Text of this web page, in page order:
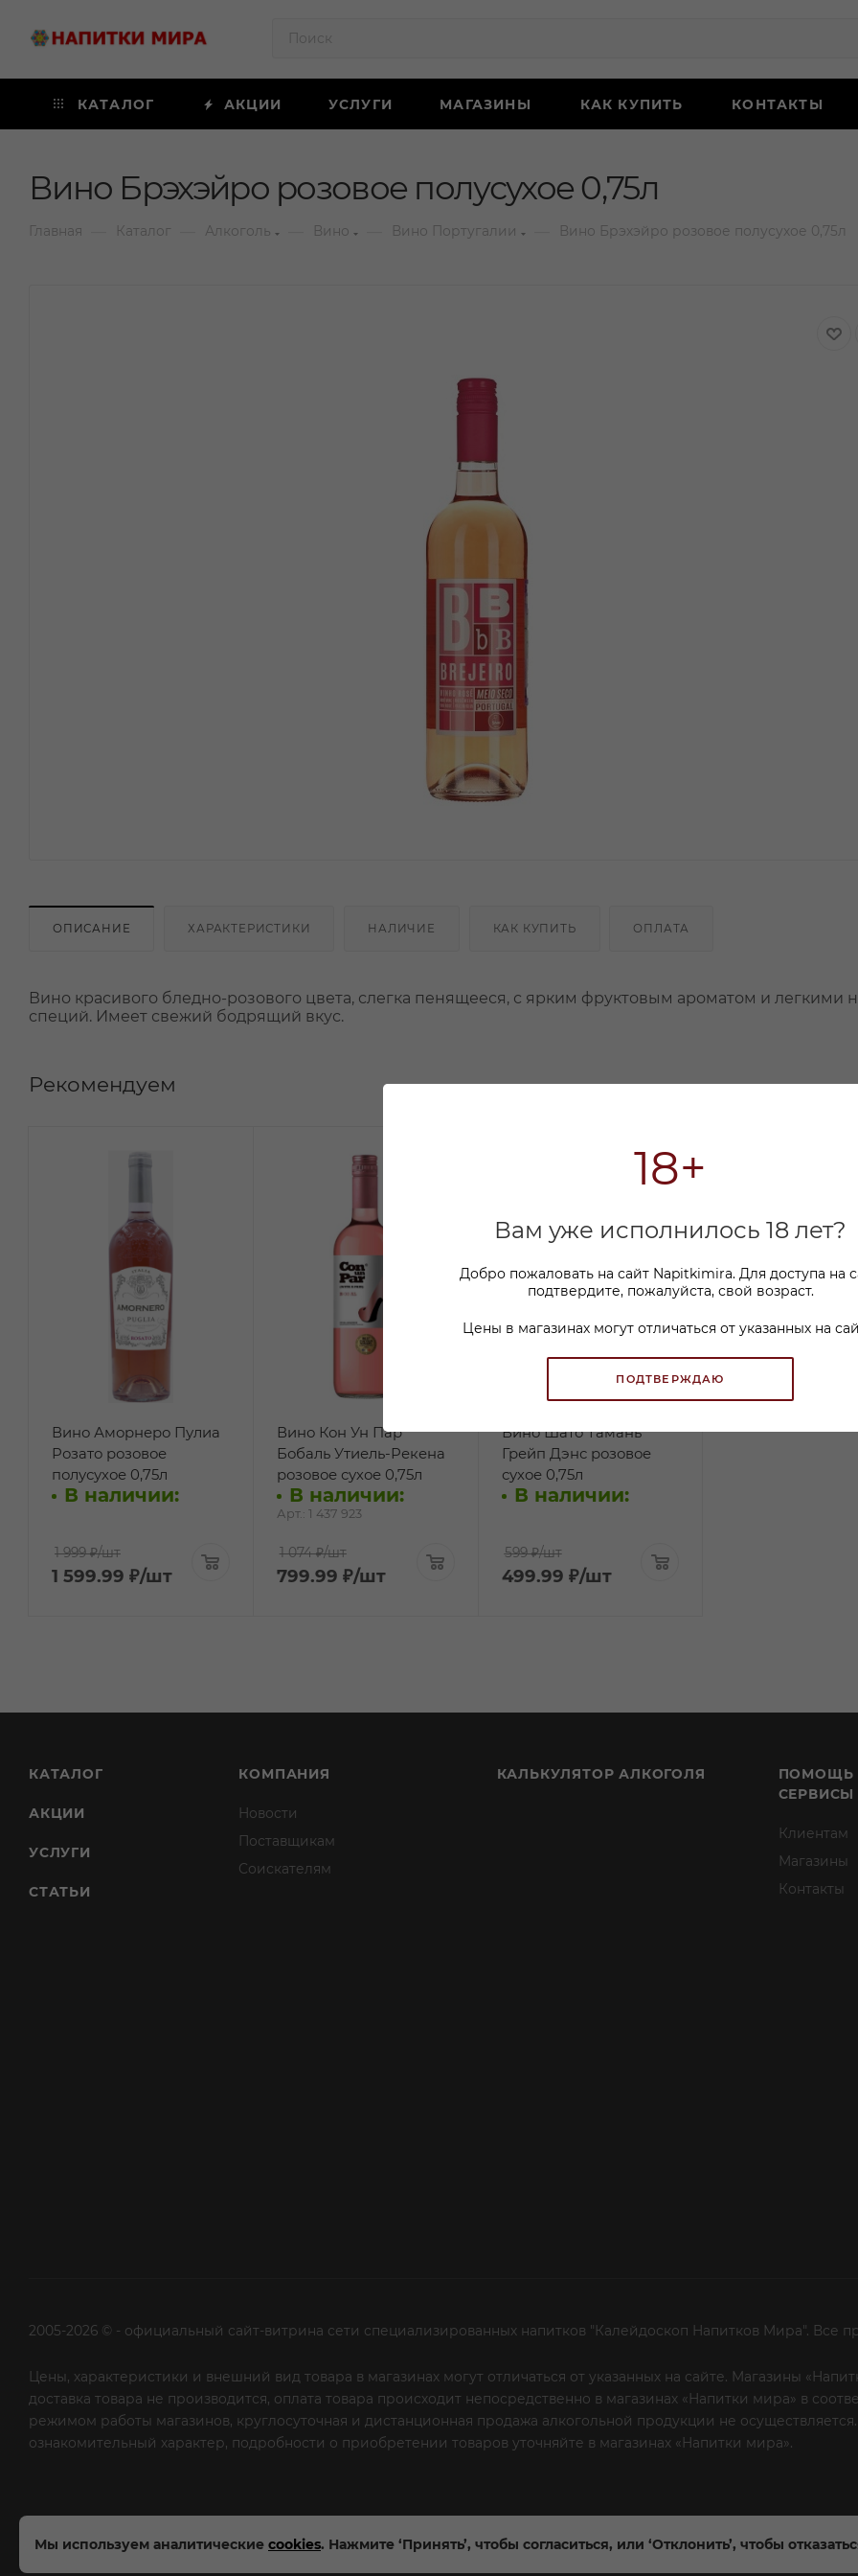
18+
Вам уже исполнилось 18 лет?
Добро пожаловать на сайт Napitkimira. Для доступа на
подтвердите, пожалуйста, свой возраст.
Цены в магазинах могут отличаться от указанных на
ПОДТВЕРЖДАЮ
КАТАЛОГ АКЦИИ УСЛУГИ МАГАЗИНЫ КАК КУПИТЬ КОНТАКТЫ
Вино Брэхэйро розовое полусухое 0,75л
Главная Каталог Алкоголь Вино Вино Португалии Вино Брэхэйро розовое полусухое 0,75л
ОПИСАНИЕ ХАРАКТЕРИСТИКИ НАЛИЧИЕ КАК КУПИТЬ ОПЛАТА
Вино красивого бледно-розового цвета, слегка пенящееся, с ярким фруктовым ароматом и легкими
специй. Имеет свежий бодрящий вкус.
Рекомендуем
Вино Аморнеро Пулиа
Розато розовое
полусухое 0,75л
В наличии:
1 999 ₽/шт
1 599.99 ₽/шт
Вино Кон Ун Пар
Бобаль Утиель-Рекена
розовое сухое 0,75л
В наличии:
Арт.: 1 437 923
1 074 ₽/шт
799.99 ₽/шт
Вино Шато Тамань
Грейп Дэнс розовое
сухое 0,75л
В наличии:
599 ₽/шт
499.99 ₽/шт
Мы используем аналитические cookies. Нажмите ‘Принять’, чтобы согласиться, или ‘Отклонить’, чтобы
КАТАЛОГ
АКЦИИ
УСЛУГИ
СТАТЬИ
КОМПАНИЯ
Новости
Поставщикам
Соискателям
КАЛЬКУЛЯТОР АЛКОГОЛЯ
ПОМОЩЬ
СЕРВИСЫ
Клиентам
Магазины
Контакты
2005-2026 © - официальный сайт-витрина сети специализированных напитков "Калейдоскоп Напитков Мира". Все
Цены, характеристики и внешний вид товара в магазинах могут отличаться от указанных на сайте. Магазины
доставка товара не производится, оплата товара происходит непосредственно в магазинах «Напитки мира» в
режимом работы магазинов, круглосуточная и дистанционная продажа алкогольной продукции не
ознакомительный характер, подробности о приобретении товаров уточняйте в магазинах «Напитки мира».